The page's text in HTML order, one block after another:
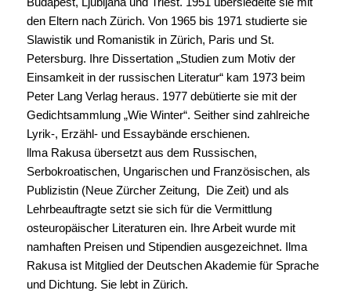
den Eltern nach Zürich. Von 1965 bis 1971 studierte sie
Slawistik und Romanistik in Zürich, Paris und St.
Petersburg. Ihre Dissertation „Studien zum Motiv der
Einsamkeit in der russischen Literatur“ kam 1973 beim
Peter Lang Verlag heraus. 1977 debütierte sie mit der
Gedichtsammlung „Wie Winter“. Seither sind zahlreiche
Lyrik-, Erzähl- und Essaybände erschienen.
llma Rakusa übersetzt aus dem Russischen,
Serbokroatischen, Ungarischen und Französischen, als
Publizistin (Neue Zürcher Zeitung, Die Zeit) und als
Lehrbeauftragte setzt sie sich für die Vermittlung
osteuropäischer Literaturen ein. Ihre Arbeit wurde mit
namhaften Preisen und Stipendien ausgezeichnet. Ilma
Rakusa ist Mitglied der Deutschen Akademie für Sprache
und Dichtung. Sie lebt in Zürich.